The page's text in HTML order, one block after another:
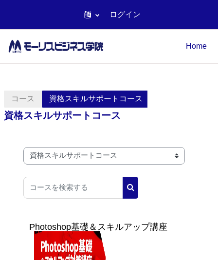
ログイン
Home
コース 資格スキルサポートコース
資格スキルサポートコース
コースカテゴリ
コースを検索する
コースを検索する
Photoshop基礎＆スキルアップ講座